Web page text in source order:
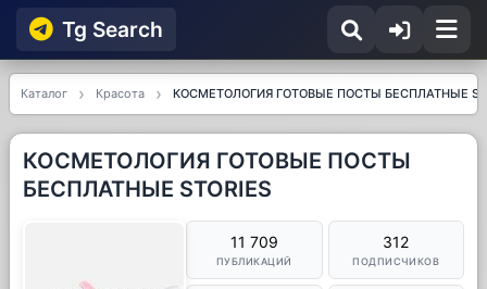
Tg Searсh
Каталог Красота КОСМЕТОЛОГИЯ ГОТОВЫЕ ПОСТЫ БЕСПЛАТНЫЕ
КОСМЕТОЛОГИЯ ГОТОВЫЕ ПОСТЫ
БЕСПЛАТНЫЕ STORIES
11 709
ПУБЛИКАЦИЙ
312
ПОДПИСЧИКОВ